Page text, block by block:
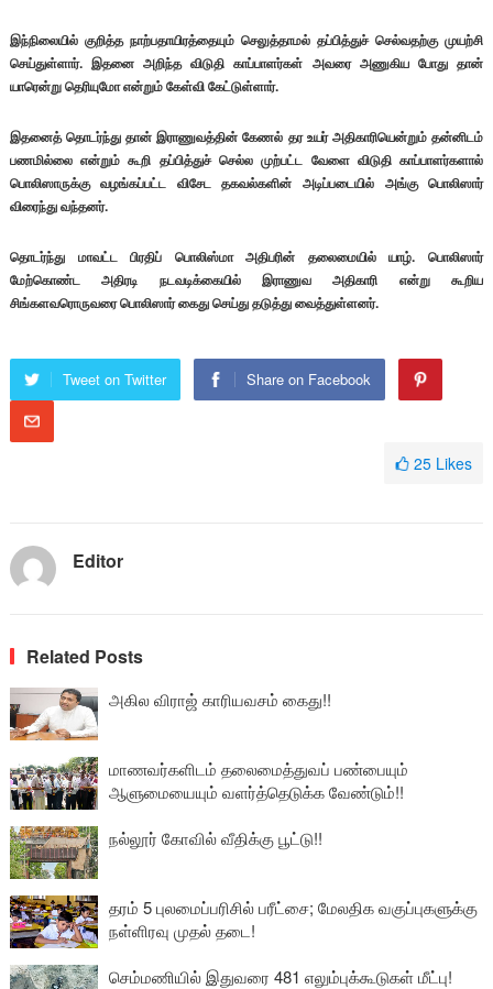
இந்நிலையில் குறித்த நாற்பதாயிரத்தையும் செலுத்தாமல் தப்பித்துச் செல்வதற்கு முயற்சி
செய்துள்ளார். இதனை அறிந்த விடுதி காப்பாளர்கள் அவரை அணுகிய போது தான்
யாரென்று தெரியுமோ என்றும் கேள்வி கேட்டுள்ளார்.
இதனைத் தொடர்ந்து தான் இராணுவத்தின் கேணல் தர உயர் அதிகாரியென்றும் தன்னிடம்
பணமில்லை என்றும் கூறி தப்பித்துச் செல்ல முற்பட்ட வேளை விடுதி காப்பாளர்களால்
பொலிஸாருக்கு வழங்கப்பட்ட விசேட தகவல்களின் அடிப்படையில் அங்கு பொலிஸார்
விரைந்து வந்தனர்.
தொடர்ந்து மாவட்ட பிரதிப் பொலிஸ்மா அதிபரின் தலைமையில் யாழ். பொலிஸார்
மேற்கொண்ட அதிரடி நடவடிக்கையில் இராணுவ அதிகாரி என்று கூறிய
சிங்களவரொருவரை பொலிஸார் கைது செய்து தடுத்து வைத்துள்ளனர்.
Tweet on Twitter Share on Facebook
25 Likes
Editor
Related Posts
அகில விராஜ் காரியவசம் கைது!!
மாணவர்களிடம் தலைமைத்துவப் பண்பையும்
ஆளுமையையும் வளர்த்தெடுக்க வேண்டும்!!
நல்லூர் கோவில் வீதிக்கு பூட்டு!!
தரம் 5 புலமைப்பரிசில் பரீட்சை; மேலதிக வகுப்புகளுக்கு
நள்ளிரவு முதல் தடை!
செம்மணியில் இதுவரை 481 எலும்புக்கூடுகள் மீட்பு!